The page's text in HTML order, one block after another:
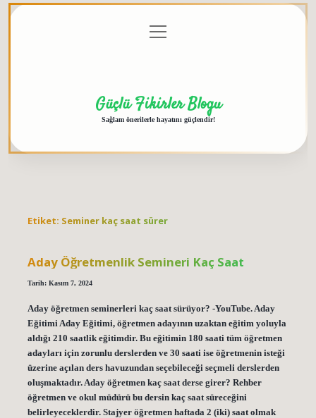
menüyü
aç
Güçlü Fikirler Blogu
Sağlam önerilerle hayatını güçlendir!
Etiket: Seminer kaç saat sürer
Aday Öğretmenlik Semineri Kaç Saat
Tarih: Kasım 7, 2024
Aday öğretmen seminerleri kaç saat sürüyor? -YouTube. Aday
Eğitimi Aday Eğitimi, öğretmen adayının uzaktan eğitim yoluyla
aldığı 210 saatlik eğitimdir. Bu eğitimin 180 saati tüm öğretmen
adayları için zorunlu derslerden ve 30 saati ise öğretmenin isteği
üzerine açılan ders havuzundan seçebileceği seçmeli derslerden
oluşmaktadır. Aday öğretmen kaç saat derse girer? Rehber
öğretmen ve okul müdürü bu dersin kaç saat süreceğini
belirleyeceklerdir. Stajyer öğretmen haftada 2 (iki) saat olmak